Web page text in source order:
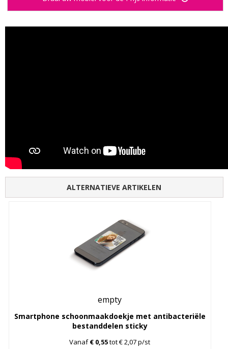
ALTERNATIEVE ARTIKELEN
empty
Smartphone schoonmaakdoekje met antibacteriële
bestanddelen sticky
Vanaf€ 0,55tot € 2,07 p/st